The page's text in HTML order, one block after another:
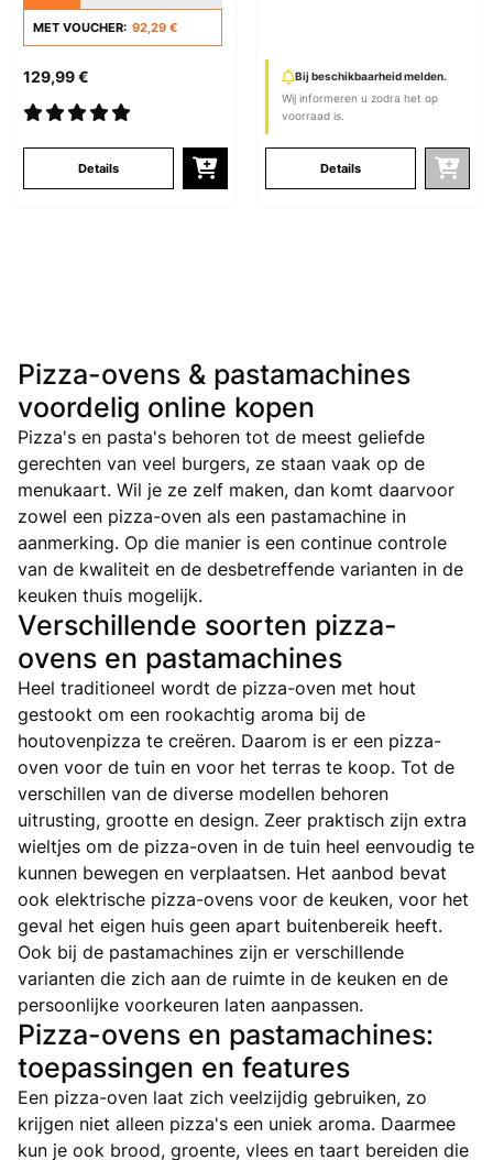
MET VOUCHER: 92,29 €
129,99 €
Details
Bij beschikbaarheid melden.
Wij informeren u zodra het op
voorraad is.
Details
Pizza-ovens & pastamachines
voordelig online kopen
Pizza's en pasta's behoren tot de meest geliefde
gerechten van veel burgers, ze staan vaak op de
menukaart. Wil je ze zelf maken, dan komt daarvoor
zowel een pizza-oven als een pastamachine in
aanmerking. Op die manier is een continue controle
van de kwaliteit en de desbetreffende varianten in de
keuken thuis mogelijk.
Verschillende soorten pizza-
ovens en pastamachines
Heel traditioneel wordt de pizza-oven met hout
gestookt om een rookachtig aroma bij de
houtovenpizza te creëren. Daarom is er een pizza-
oven voor de tuin en voor het terras te koop. Tot de
verschillen van de diverse modellen behoren
uitrusting, grootte en design. Zeer praktisch zijn extra
wieltjes om de pizza-oven in de tuin heel eenvoudig te
kunnen bewegen en verplaatsen. Het aanbod bevat
ook elektrische pizza-ovens voor de keuken, voor het
geval het eigen huis geen apart buitenbereik heeft.
Ook bij de pastamachines zijn er verschillende
varianten die zich aan de ruimte in de keuken en de
persoonlijke voorkeuren laten aanpassen.
Pizza-ovens en pastamachines:
toepassingen en features
Een pizza-oven laat zich veelzijdig gebruiken, zo
krijgen niet alleen pizza's een uniek aroma. Daarmee
kun je ook brood, groente, vlees en taart bereiden die